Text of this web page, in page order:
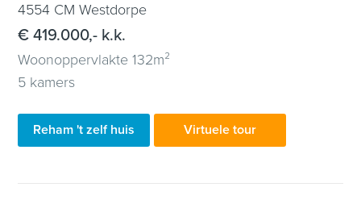
4554 CM Westdorpe
€ 419.000,- k.k.
Woonoppervlakte 132m²
5 kamers
Reham 't zelf huis Virtuele tour